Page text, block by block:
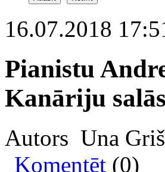
16.07.2018
Pianistu
Kanāriju salās
Autors Una
Komentēt (0)